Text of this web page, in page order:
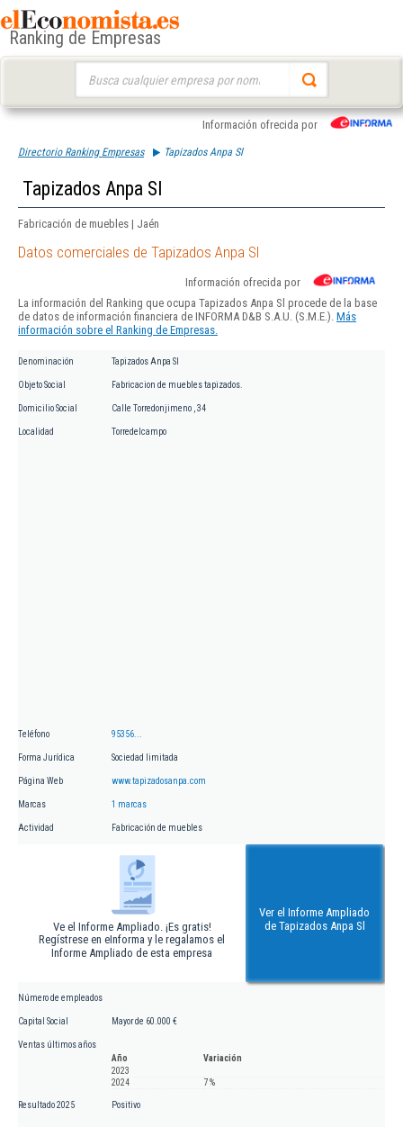
Ranking de Empresas
Información ofrecida por
Directorio Ranking Empresas Tapizados Anpa Sl
Tapizados Anpa Sl
Fabricación de muebles | Jaén
Datos comerciales de Tapizados Anpa Sl
Información ofrecida por
La información del Ranking que ocupa Tapizados Anpa Sl procede de la base
de datos de información financiera de INFORMA D&B S.A.U. (S.M.E.). Más
información sobre el Ranking de Empresas.
Denominación Tapizados Anpa Sl
Objeto Social Fabricacion de muebles tapizados.
Domicilio Social Calle Torredonjimeno , 34
Localidad Torredelcampo
Teléfono 95356...
Forma Jurídica Sociedad limitada
Página Web www.tapizadosanpa.com
Marcas 1 marcas
Actividad Fabricación de muebles
Ve el Informe Ampliado. ¡Es gratis!
Regístrese en eInforma y le regalamos el
Informe Ampliado de esta empresa
Ver el Informe Ampliado
de Tapizados Anpa Sl
Número de empleados
Capital Social Mayor de 60.000 €
Ventas últimos años
Año
Variación
2023
2024
7 %
Resultado 2025 Positivo